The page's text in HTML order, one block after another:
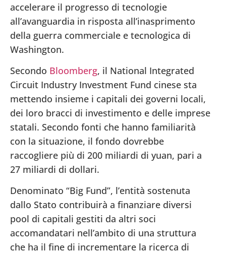
accelerare il progresso di tecnologie
all’avanguardia in risposta all’inasprimento
della guerra commerciale e tecnologica di
Washington.
Secondo Bloomberg, il National Integrated
Circuit Industry Investment Fund cinese sta
mettendo insieme i capitali dei governi locali,
dei loro bracci di investimento e delle imprese
statali. Secondo fonti che hanno familiarità
con la situazione, il fondo dovrebbe
raccogliere più di 200 miliardi di yuan, pari a
27 miliardi di dollari.
Denominato “Big Fund”, l’entità sostenuta
dallo Stato contribuirà a finanziare diversi
pool di capitali gestiti da altri soci
accomandatari nell’ambito di una struttura
che ha il fine di incrementare la ricerca di